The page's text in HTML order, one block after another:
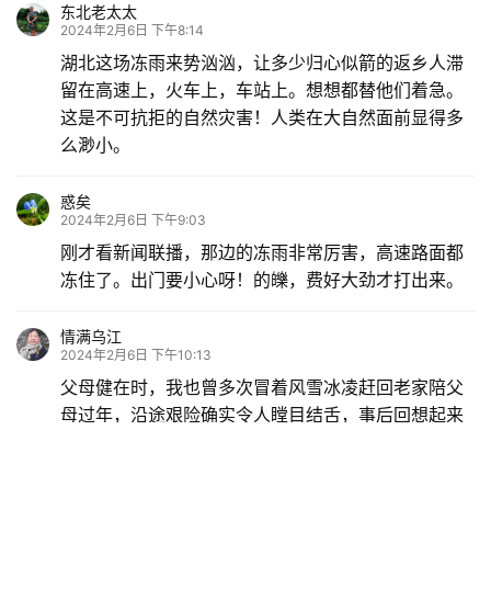
东北老太太
2024年2月6日 下午8:14
湖北这场冻雨来势汹汹，让多少归心似箭的返乡人滞
留在高速上，火车上，车站上。想想都替他们着急。
这是不可抗拒的自然灾害！人类在大自然面前显得多
么渺小。
惑矣
2024年2月6日 下午9:03
刚才看新闻联播，那边的冻雨非常厉害，高速路面都
冻住了。出门要小心呀！的皪，费好大劲才打出来。
情满乌江
2024年2月6日 下午10:13
父母健在时，我也曾多次冒着风雪冰凌赶回老家陪父
母过年，沿途艰险确实令人瞠目结舌，事后回想起来